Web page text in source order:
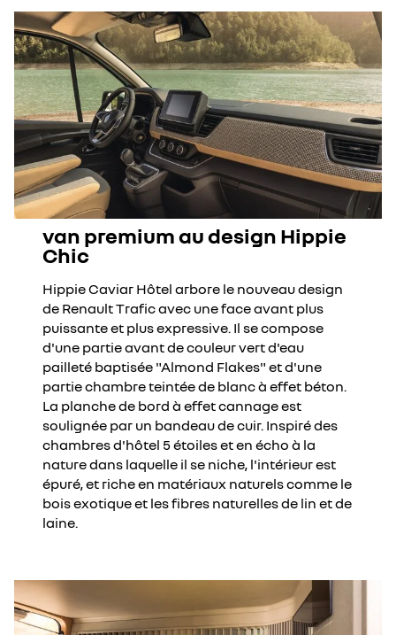
van premium au design Hippie
Chic
Hippie Caviar Hôtel arbore le nouveau design
de Renault Trafic avec une face avant plus
puissante et plus expressive. Il se compose
d'une partie avant de couleur vert d'eau
pailleté baptisée "Almond Flakes" et d'une
partie chambre teintée de blanc à effet béton.
La planche de bord à effet cannage est
soulignée par un bandeau de cuir. Inspiré des
chambres d'hôtel 5 étoiles et en écho à la
nature dans laquelle il se niche, l'intérieur est
épuré, et riche en matériaux naturels comme le
bois exotique et les fibres naturelles de lin et de
laine.